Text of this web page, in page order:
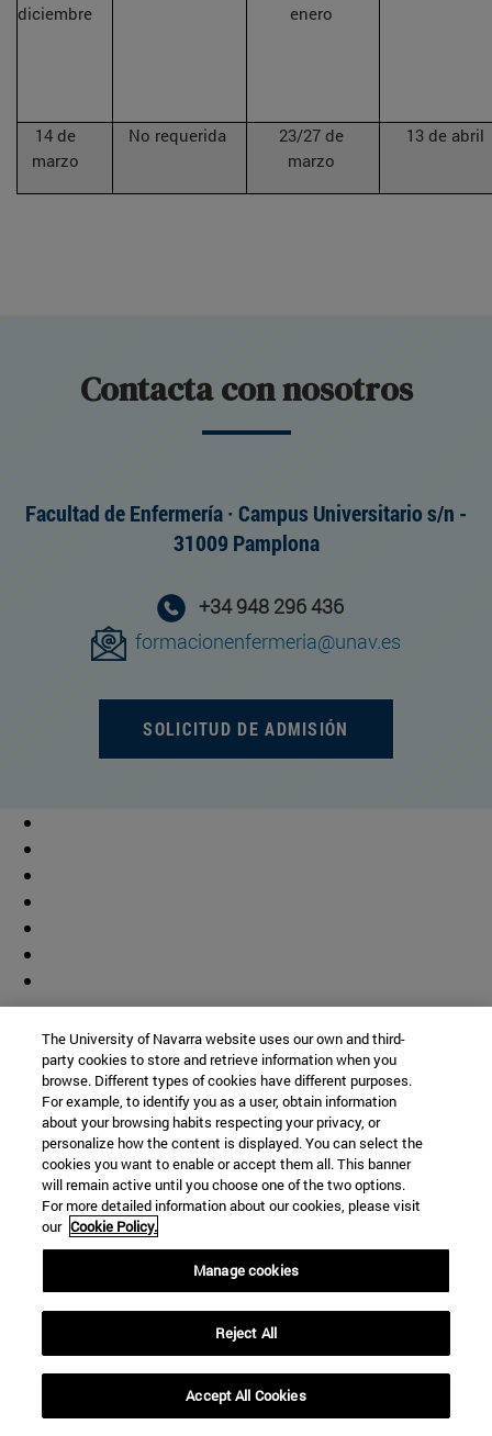
SOLICITAR INFORMACION
diciembre
enero
14 de
marzo
No requerida
23/27 de
marzo
13 de abril
Contacta con nosotros
Facultad de Enfermería · Campus Universitario s/n -
31009 Pamplona
+34 948 296 436
formacionenfermeria@unav.es
SOLICITUD DE ADMISIÓN
Biblioteca(abre en nueva ventana)
Mi correo(abre en nueva ventana)
(abre en nueva ventana)
Búsqueda de personas
Trabaja con nosotros(abre en nueva ventana)
The University of Navarra website uses our own and third-
party cookies to store and retrieve information when you
browse. Different types of cookies have different purposes.
For example, to identify you as a user, obtain information
about your browsing habits respecting your privacy, or
personalize how the content is displayed. You can select the
cookies you want to enable or accept them all. This banner
will remain active until you choose one of the two options.
For more detailed information about our cookies, please visit
our Cookie Policy.
Manage cookies
Reject All
Accept All Cookies